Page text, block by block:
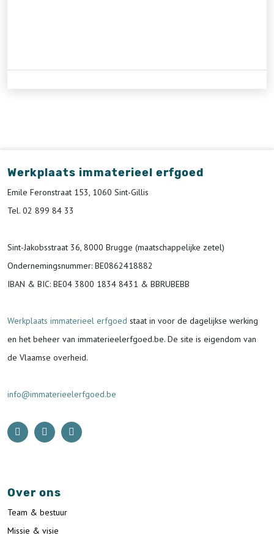
Werkplaats immaterieel erfgoed
Emile Feronstraat 153, 1060 Sint-Gillis
Tel. 02 899 84 33
Sint-Jakobsstraat 36, 8000 Brugge (maatschappelijke zetel)
Ondernemingsnummer: BE0862418882
IBAN & BIC: BE04 3800 1834 8431 & BBRUBEBB
Werkplaats immaterieel erfgoed staat in voor de dagelijkse werking
en het beheer van immaterieelerfgoed.be. De site is eigendom van
de Vlaamse overheid.
info@immaterieelerfgoed.be
Over ons
Team & bestuur
Missie & visie